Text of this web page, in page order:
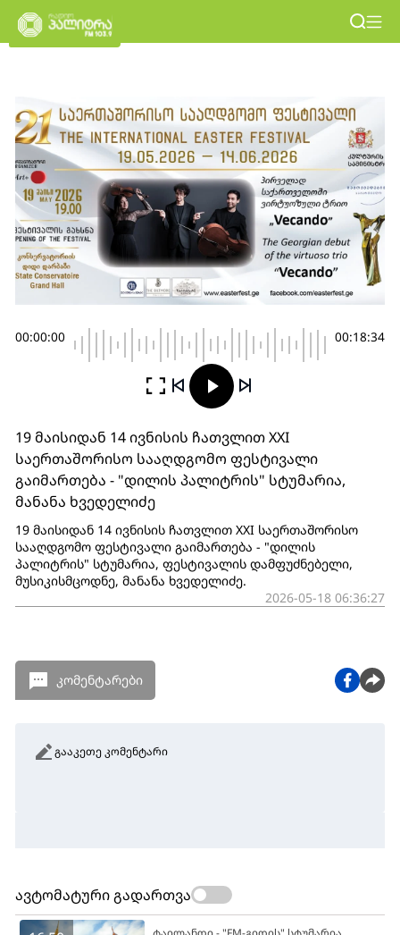
00:00:00 00:18:34
19 მაისიდან 14 ივნისის ჩათვლით XXI
საერთაშორისო სააღდგომო ფესტივალი
გაიმართება - "დილის პალიტრის" სტუმარია,
მანანა ხვედელიძე
19 მაისიდან 14 ივნისის ჩათვლით XXI საერთაშორისო
სააღდგომო ფესტივალი გაიმართება - "დილის
პალიტრის" სტუმარია, ფესტივალის დამფუძნებელი,
მუსიკისმცოდნე, მანანა ხვედელიძე.
2026-05-18 06:36:27
კომენტარები
გააკეთე კომენტარი
ავტომატური გადართვა